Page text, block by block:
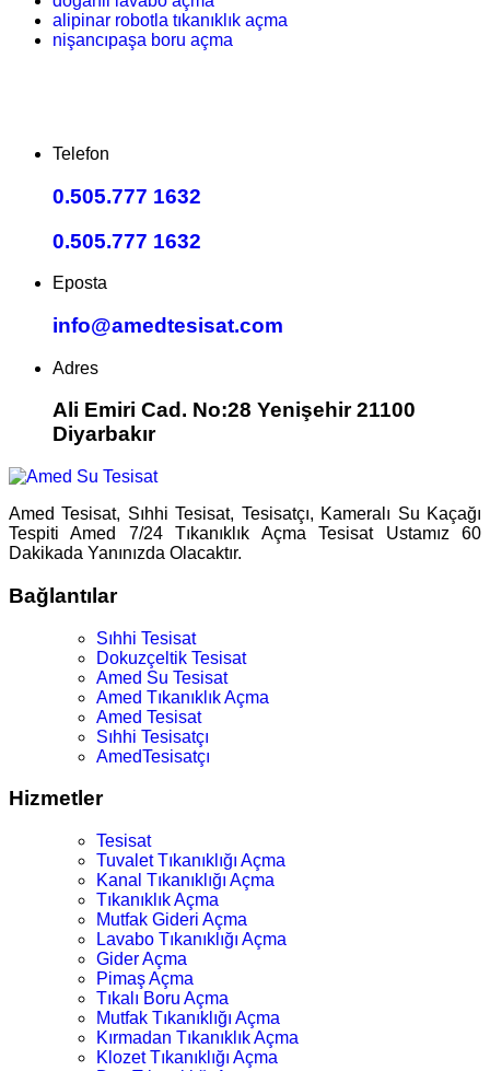
alipinar robotla tıkanıklık açma
nişancıpaşa boru açma
Telefon
0.505.777 1632
0.505.777 1632
Eposta
info@amedtesisat.com
Adres
Ali Emiri Cad. No:28 Yenişehir 21100
Diyarbakır
Amed Tesisat, Sıhhi Tesisat, Tesisatçı, Kameralı Su Kaçağı
Tespiti Amed 7/24 Tıkanıklık Açma Tesisat Ustamız 60
Dakikada Yanınızda Olacaktır.
Bağlantılar
Sıhhi Tesisat
Dokuzçeltik Tesisat
Amed Su Tesisat
Amed Tıkanıklık Açma
Amed Tesisat
Sıhhi Tesisatçı
AmedTesisatçı
Hizmetler
Tesisat
Tuvalet Tıkanıklığı Açma
Kanal Tıkanıklığı Açma
Tıkanıklık Açma
Mutfak Gideri Açma
Lavabo Tıkanıklığı Açma
Gider Açma
Pimaş Açma
Tıkalı Boru Açma
Mutfak Tıkanıklığı Açma
Kırmadan Tıkanıklık Açma
Klozet Tıkanıklığı Açma